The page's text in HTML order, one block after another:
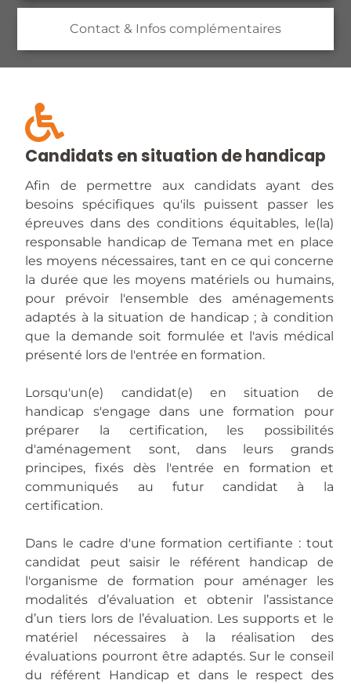
Contact & Infos complémentaires
Candidats en situation de handicap
Afin de permettre aux candidats ayant des
besoins spécifiques qu'ils puissent passer les
épreuves dans des conditions équitables, le(la)
responsable handicap de Temana met en place
les moyens nécessaires, tant en ce qui concerne
la durée que les moyens matériels ou humains,
pour prévoir l'ensemble des aménagements
adaptés à la situation de handicap ; à condition
que la demande soit formulée et l'avis médical
présenté lors de l'entrée en formation.
Lorsqu'un(e) candidat(e) en situation de
handicap s'engage dans une formation pour
préparer la certification, les possibilités
d'aménagement sont, dans leurs grands
principes, fixés dès l'entrée en formation et
communiqués au futur candidat à la
certification.
Dans le cadre d'une formation certifiante : tout
candidat peut saisir le référent handicap de
l'organisme de formation pour aménager les
modalités d’évaluation et obtenir l’assistance
d’un tiers lors de l’évaluation. Les supports et le
matériel nécessaires à la réalisation des
évaluations pourront être adaptés. Sur le conseil
du référent Handicap et dans le respect des